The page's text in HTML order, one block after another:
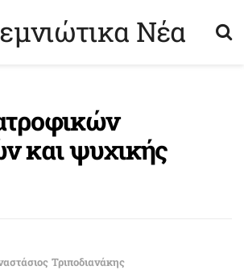
και ψυχικής
Τριποδιανάκης